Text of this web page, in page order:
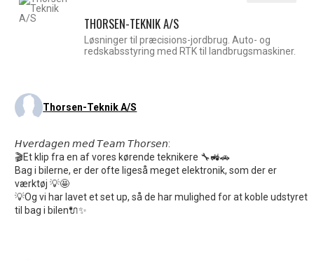
THORSEN-TEKNIK A/S
Løsninger til præcisions-jordbrug. Auto- og
redskabsstyring med RTK til landbrugsmaskiner.
Thorsen-Teknik A/S
𝘏𝘷𝘦𝘳𝘥𝘢𝘨𝘦𝘯 𝘮𝘦𝘥 𝘛𝘦𝘢𝘮 𝘛𝘩𝘰𝘳𝘴𝘦𝘯:
🎬Et klip fra en af vores kørende teknikere 🔧🚜🚗
Bag i bilerne, er der ofte ligeså meget elektronik, som der er
værktøj 💡🤩
💡Og vi har lavet et set up, så de har mulighed for at koble udstyret
til bag i bilen🔌✨